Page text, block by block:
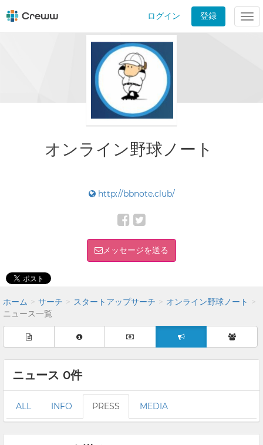
ログイン 登録
オンライン野球ノート
http://bbnote.club/
メッセージを送る
ホーム サーチ スタートアップサーチ
オンライン野球ノート
ニュース一覧
ニュース 0件
ALL INFO PRESS MEDIA